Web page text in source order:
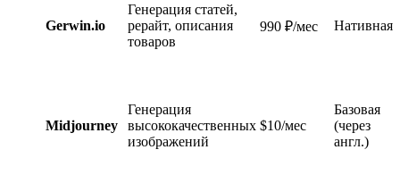
Gerwin.io
Генерация статей,
рерайт, описания
товаров
990 ₽/мес Нативная
Midjourney
Генерация
высококачественных
изображений
$10/мес
Базовая
(через
англ.)